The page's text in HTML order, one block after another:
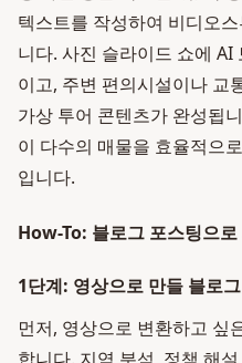
텍스트를 작성하여 비디오
니다. 사진 슬라이드 쇼에
이고, 주변 편의시설이나 교
가상 투어 콘텐츠가 완성됩
이 다수의 매물을 효율적으
입니다.
How-To: 블로그 포스팅으
1단계: 영상으로 만들 블로
먼저, 영상으로 변환하고 싶